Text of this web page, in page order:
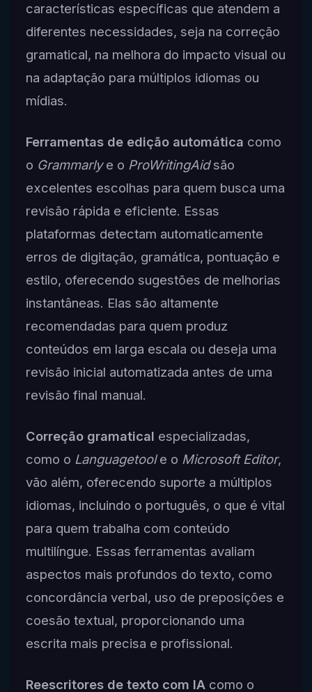
características específicas que atendem a
diferentes necessidades, seja na correção
gramatical, na melhora do impacto visual ou
na adaptação para múltiplos idiomas ou
mídias.
Ferramentas de edição automática como
o Grammarlye o ProWritingAidsão
excelentes escolhas para quem busca uma
revisão rápida e eficiente. Essas
plataformas detectam automaticamente
erros de digitação, gramática, pontuação e
estilo, oferecendo sugestões de melhorias
instantâneas. Elas são altamente
recomendadas para quem produz
conteúdos em larga escala ou deseja uma
revisão inicial automatizada antes de uma
revisão final manual.
Correção gramatical especializadas,
como o Languagetoole o Microsoft Editor,
vão além, oferecendo suporte a múltiplos
idiomas, incluindo o português, o que é vital
para quem trabalha com conteúdo
multilíngue. Essas ferramentas avaliam
aspectos mais profundos do texto, como
concordância verbal, uso de preposições e
coesão textual, proporcionando uma
escrita mais precisa e profissional.
Reescritores de texto com IAcomo o